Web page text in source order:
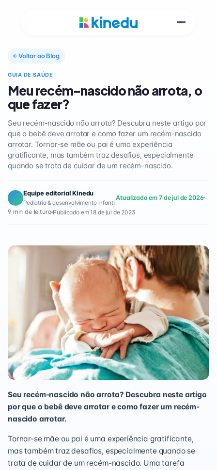
Voltar ao Blog
GUIA DE SAÚDE
Meu recém-nascido não arrota, o
que fazer?
Seu recém-nascido não arrota? Descubra neste artigo por
que o bebê deve arrotar e como fazer um recém-nascido
arrotar. Tornar-se mãe ou pai é uma experiência
gratificante, mas também traz desafios, especialmente
quando se trata de cuidar de um recém-nascido.
Equipe editorial Kinedu
Pediatria & desenvolvimento infantil
Atualizado em 7 de jul de 2026
9 min de leitura Publicado em 18 de jul de 2023
Seu recém-nascido não arrota? Descubra neste artigo
por que o bebê deve arrotar e como fazer um recém-
nascido arrotar.
Tornar-se mãe ou pai é uma experiência gratificante,
mas também traz desafios, especialmente quando se
trata de cuidar de um recém-nascido. Uma tarefa